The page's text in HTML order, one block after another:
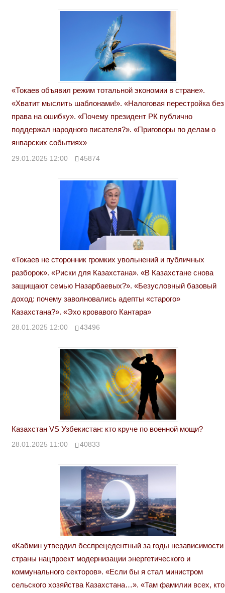
«Токаев объявил режим тотальной экономии в стране».
«Хватит мыслить шаблонами!». «Налоговая перестройка без
права на ошибку». «Почему президент РК публично
поддержал народного писателя?». «Приговоры по делам о
январских событиях»
29.01.2025 12:00 45874
«Токаев не сторонник громких увольнений и публичных
разборок». «Риски для Казахстана». «В Казахстане снова
защищают семью Назарбаевых?». «Безусловный базовый
доход: почему заволновались адепты «старого»
Казахстана?». «Эхо кровавого Кантара»
28.01.2025 12:00 43496
Казахстан VS Узбекистан: кто круче по военной мощи?
28.01.2025 11:00 40833
«Кабмин утвердил беспрецедентный за годы независимости
страны нацпроект модернизации энергетического и
коммунального секторов». «Если бы я стал министром
сельского хозяйства Казахстана…». «Там фамилии всех, кто